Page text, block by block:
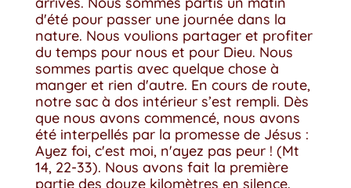
d'été pour passer une journée dans la
nature. Nous voulions partager et profiter
du temps pour nous et pour Dieu. Nous
sommes partis avec quelque chose à
manger et rien d'autre. En cours de route,
notre sac à dos intérieur s’est rempli. Dès
que nous avons commencé, nous avons
été interpellés par la promesse de Jésus :
Ayez foi, c'est moi, n'ayez pas peur ! (Mt
14, 22-33). Nous avons fait la première
partie des douze kilomètres en silence.